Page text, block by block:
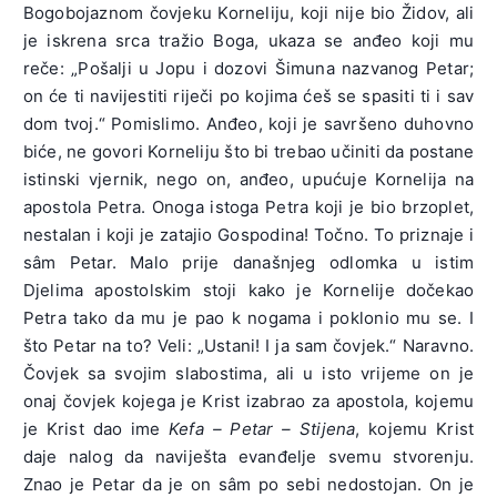
Bogobojaznom čovjeku Korneliju, koji nije bio Židov, ali
je iskrena srca tražio Boga, ukaza se anđeo koji mu
reče: „Pošalji u Jopu i dozovi Šimuna nazvanog Petar;
on će ti navijestiti riječi po kojima ćeš se spasiti ti i sav
dom tvoj.“ Pomislimo. Anđeo, koji je savršeno duhovno
biće, ne govori Korneliju što bi trebao učiniti da postane
istinski vjernik, nego on, anđeo, upućuje Kornelija na
apostola Petra. Onoga istoga Petra koji je bio brzoplet,
nestalan i koji je zatajio Gospodina! Točno. To priznaje i
sâm Petar. Malo prije današnjeg odlomka u istim
Djelima apostolskim stoji kako je Kornelije dočekao
Petra tako da mu je pao k nogama i poklonio mu se. I
što Petar na to? Veli: „Ustani! I ja sam čovjek.“ Naravno.
Čovjek sa svojim slabostima, ali u isto vrijeme on je
onaj čovjek kojega je Krist izabrao za apostola, kojemu
je Krist dao imeKefa – Petar – Stijena, kojemu Krist
daje nalog da naviješta evanđelje svemu stvorenju.
Znao je Petar da je on sâm po sebi nedostojan. On je